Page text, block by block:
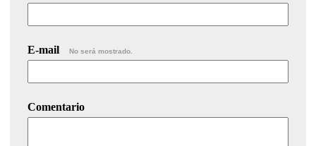
E-mail No será mostrado.
Comentario